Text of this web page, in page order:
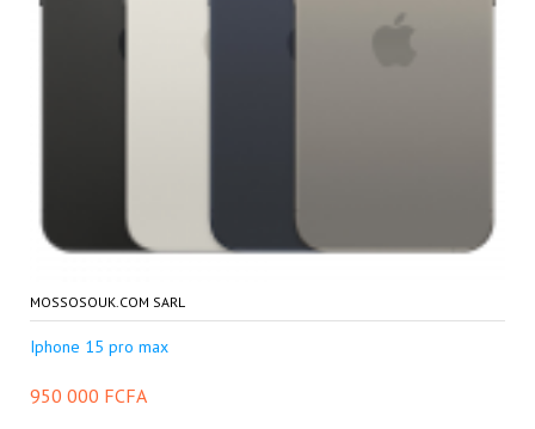
MOSSOSOUK.COM SARL
Iphone 15 pro max
950 000 FCFA